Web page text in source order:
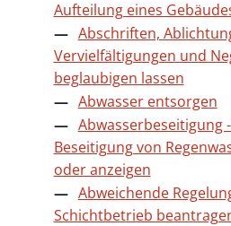
Aufteilung eines
Abschriften,
Vervielfältigungen und
beglaubigen lassen
Abwasser entsorgen
Abwasserbeseitigung
Beseitigung von
oder anzeigen
Abweichende
Schichtbetrieb